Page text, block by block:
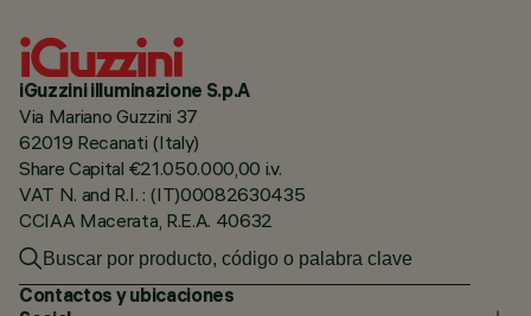
iGuzzini illuminazione S.p.A
Via Mariano Guzzini 37
62019 Recanati (Italy)
Share Capital €21.050.000,00 i.v.
VAT N. and R.I. : (IT)00082630435
CCIAA Macerata, R.E.A. 40632
Contactos y ubicaciones